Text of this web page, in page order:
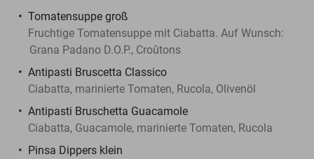
Tomatensuppe groß
Fruchtige Tomatensuppe mit Ciabatta. Auf Wunsch:
Grana Padano D.O.P., Croûtons
Antipasti Bruscetta Classico
Ciabatta, marinierte Tomaten, Rucola, Olivenöl
Antipasti Bruschetta Guacamole
Ciabatta, Guacamole, marinierte Tomaten, Rucola
Pinsa Dippers klein